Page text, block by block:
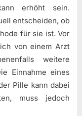
erhöht sein.
entscheiden, ob
für sie ist. Vor
von einem Arzt
weitere
Einnahme eines
Pille kann dabei
muss jedoch